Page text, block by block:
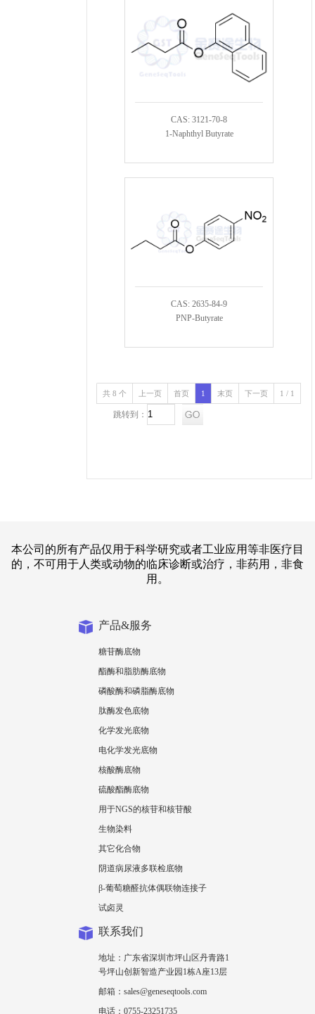
CAS: 3121-70-8
1-Naphthyl Butyrate
CAS: 2635-84-9
PNP-Butyrate
共 8 个 上一页 首页 1 末页 下一页 1 / 1
跳转到：
本公司的所有产品仅用于科学研究或者工业应用等非医疗目
的，不可用于人类或动物的临床诊断或治疗，非药用，非食
用。
产品&服务
糖苷酶底物
酯酶和脂肪酶底物
磷酸酶和磷脂酶底物
肽酶发色底物
化学发光底物
电化学发光底物
核酸酶底物
硫酸酯酶底物
用于NGS的核苷和核苷酸
生物染料
其它化合物
阴道病尿液多联检底物
β-葡萄糖醛抗体偶联物连接子
试卤灵
联系我们
地址：广东省深圳市坪山区丹青路1
号坪山创新智造产业园1栋A座13层
邮箱：sales@geneseqtools.com
电话：0755-23251735